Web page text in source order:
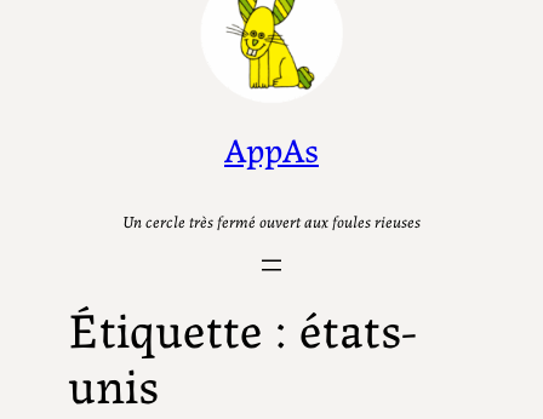
AppAs
Un cercle très fermé ouvert aux foules rieuses
Étiquette : états-
unis